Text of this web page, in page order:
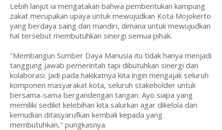
Lebih lanjut ia mengatakan bahwa pembentukan kampung
zakat merupakan upaya untuk mewujudkan Kota Mojokerto
yang berdaya saing dan mandiri, dimana untuk mewujudkan
hal tersebut membutuhkan sinergi semua pihak.
"Membangun Sumber Daya Manusia itu tidak hanya menjadi
tanggung jawab pemerintah tapi dibutuhkan sinergi dan
kolaborasi. Jadi pada hakikatnya kita ingin mengajak seluruh
komponen masyarakat kota, seluruh stakeholder untuk
bersama-sama bergandengan tangan. Ayo siapa yang
memiliki sedikit kelebihan kita salurkan agar dikelola dan
kemudian ditasyarufkan kembali kepada yang
membutuhkan," pungkasnya.